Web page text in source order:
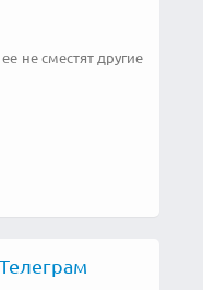
не сместят другие